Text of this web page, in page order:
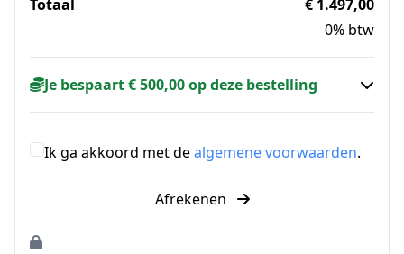
Totaal
€ 1.497,00
0% btw
Je bespaart € 500,00 op deze bestelling
Ik ga akkoord met dealgemene voorwaarden.
Afrekenen